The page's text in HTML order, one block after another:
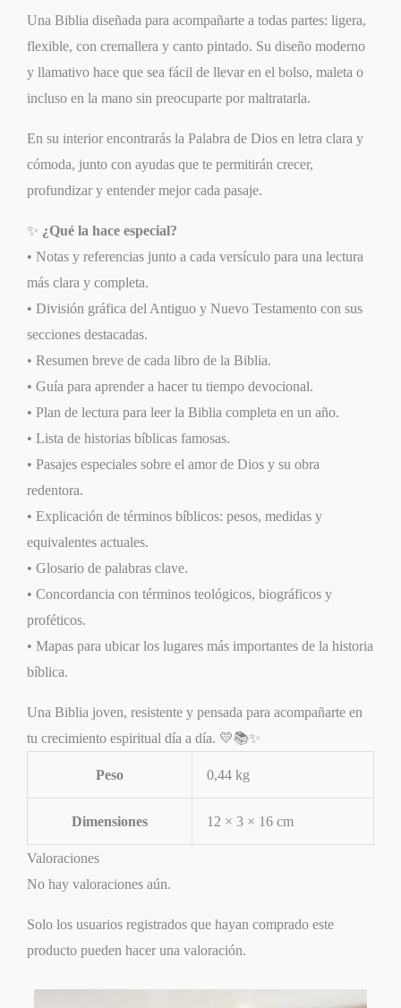
Una Biblia diseñada para acompañarte a todas partes: ligera,
flexible, con cremallera y canto pintado. Su diseño moderno
y llamativo hace que sea fácil de llevar en el bolso, maleta o
incluso en la mano sin preocuparte por maltratarla.
En su interior encontrarás la Palabra de Dios en letra clara y
cómoda, junto con ayudas que te permitirán crecer,
profundizar y entender mejor cada pasaje.
✨ ¿Qué la hace especial?
• Notas y referencias junto a cada versículo para una lectura
más clara y completa.
• División gráfica del Antiguo y Nuevo Testamento con sus
secciones destacadas.
• Resumen breve de cada libro de la Biblia.
• Guía para aprender a hacer tu tiempo devocional.
• Plan de lectura para leer la Biblia completa en un año.
• Lista de historias bíblicas famosas.
• Pasajes especiales sobre el amor de Dios y su obra
redentora.
• Explicación de términos bíblicos: pesos, medidas y
equivalentes actuales.
• Glosario de palabras clave.
• Concordancia con términos teológicos, biográficos y
proféticos.
• Mapas para ubicar los lugares más importantes de la historia
bíblica.
Una Biblia joven, resistente y pensada para acompañarte en
tu crecimiento espiritual día a día. 💛📚✨
Peso 0,44 kg
Dimensiones 12 × 3 × 16 cm
Valoraciones
No hay valoraciones aún.
Solo los usuarios registrados que hayan comprado este
producto pueden hacer una valoración.